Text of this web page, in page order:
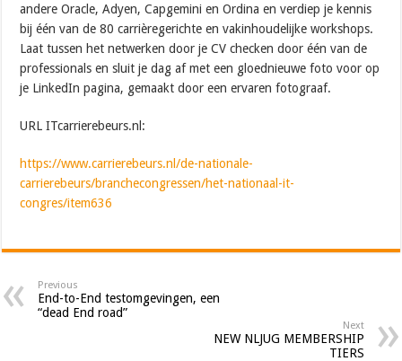
andere Oracle, Adyen, Capgemini en Ordina en verdiep je kennis
bij één van de 80 carrièregerichte en vakinhoudelijke workshops.
Laat tussen het netwerken door je CV checken door één van de
professionals en sluit je dag af met een gloednieuwe foto voor op
je LinkedIn pagina, gemaakt door een ervaren fotograaf.
URL ITcarrierebeurs.nl:
https://www.carrierebeurs.nl/de-nationale-
carrierebeurs/branchecongressen/het-nationaal-it-
congres/item636
Previous
End-to-End testomgevingen, een
“dead End road”
Next
NEW NLJUG MEMBERSHIP
TIERS